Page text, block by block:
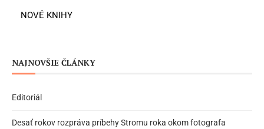
NOVÉ KNIHY
NAJNOVŠIE ČLÁNKY
Editoriál
Desať rokov rozpráva príbehy Stromu roka okom fotografa